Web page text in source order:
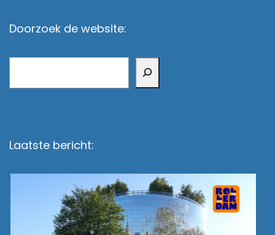
Doorzoek de website:
Laatste bericht: